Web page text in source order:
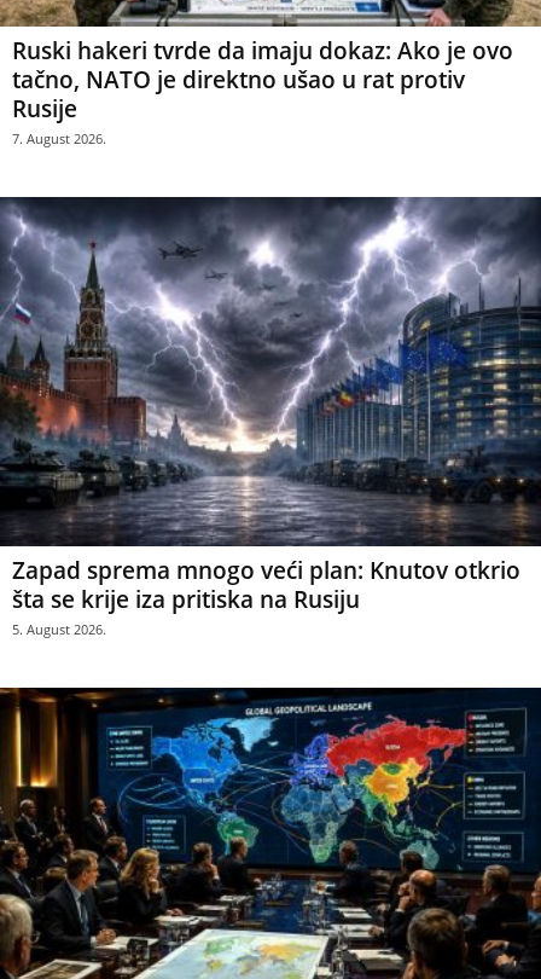
Ruski hakeri tvrde da imaju dokaz: Ako je ovo
tačno, NATO je direktno ušao u rat protiv
Rusije
7. August 2026.
Zapad sprema mnogo veći plan: Knutov otkrio
šta se krije iza pritiska na Rusiju
5. August 2026.